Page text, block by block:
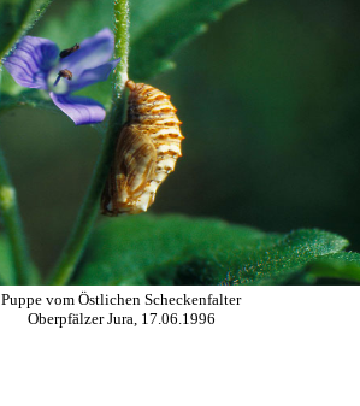
Puppe vom Östlichen Scheckenfalter
Oberpfälzer Jura, 17.06.1996